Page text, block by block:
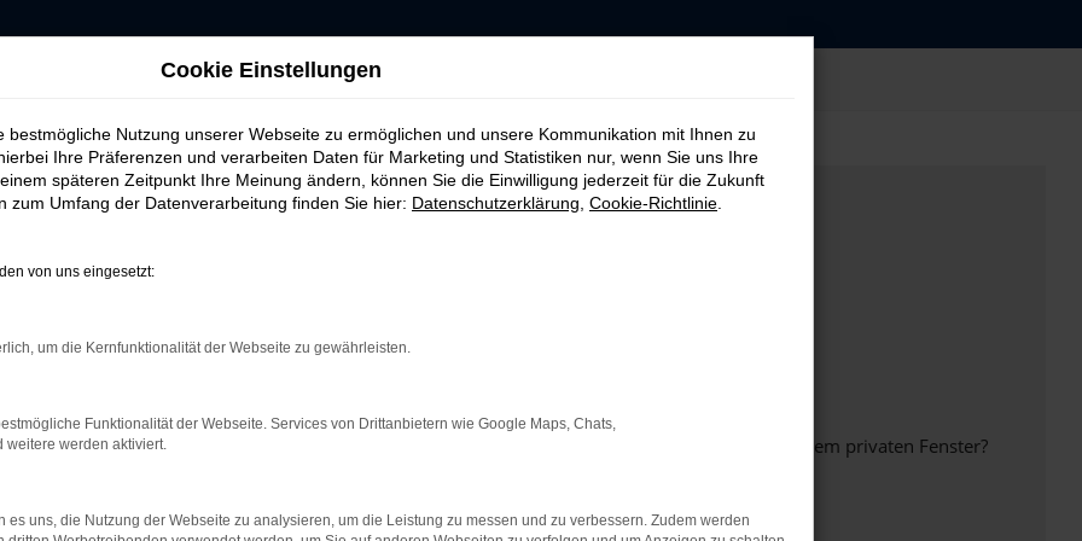
bestimmter Seiten verhindern. Funktioniert die Seite in einem anderen Browser oder in einem privaten Fenster?
beheben.
Cookie Einstellungen
bestmögliche Nutzung unserer Webseite zu ermöglichen und unsere Kommunikation mit Ihnen zu
Ihre Präferenzen und verarbeiten Daten für Marketing und Statistiken nur, wenn Sie uns Ihre
späteren Zeitpunkt Ihre Meinung ändern, können Sie die Einwilligung jederzeit für die Zukunft
zum Umfang der Datenverarbeitung finden Sie hier: Datenschutzerklärung Cookie-Richtlinie
von uns eingesetzt:
um die Kernfunktionalität der Webseite zu gewährleisten.
Funktionalität der Webseite. Services von Drittanbietern wie Google Maps, Chats,
weitere werden aktiviert.
es uns, die Nutzung der Webseite zu analysieren, um die Leistung zu messen und zu verbessern. Zudem werden